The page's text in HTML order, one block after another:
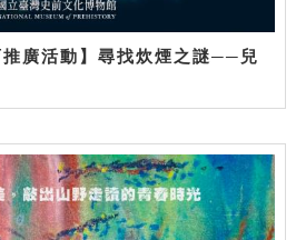
推廣活動】尋找炊煙之謎──兒